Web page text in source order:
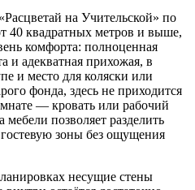
на Учительской» по
40 квадратных метров и выше,
комфорта: полноценная
и адекватная прихожая, в
и место для коляски или
фонда, здесь не приходится
— кровать или рабочий
мебели позволяет разделить
зоны без ощущения
несущие стены